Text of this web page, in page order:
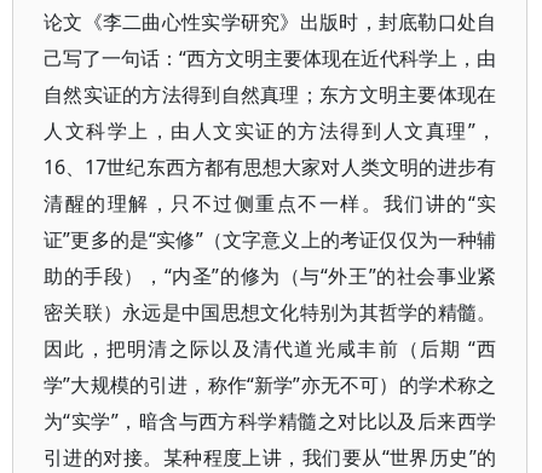
论文《李二曲心性实学研究》出版时，封底勒口处自
己写了一句话：“西方文明主要体现在近代科学上，由
自然实证的方法得到自然真理；东方文明主要体现在
人文科学上，由人文实证的方法得到人文真理”，
16、17世纪东西方都有思想大家对人类文明的进步有
清醒的理解，只不过侧重点不一样。我们讲的“实
证”更多的是“实修”（文字意义上的考证仅仅为一种辅
助的手段），“内圣”的修为（与“外王”的社会事业紧
密关联）永远是中国思想文化特别为其哲学的精髓。
因此，把明清之际以及清代道光咸丰前（后期 “西
学”大规模的引进，称作“新学”亦无不可）的学术称之
为“实学”，暗含与西方科学精髓之对比以及后来西学
引进的对接。某种程度上讲，我们要从“世界历史”的